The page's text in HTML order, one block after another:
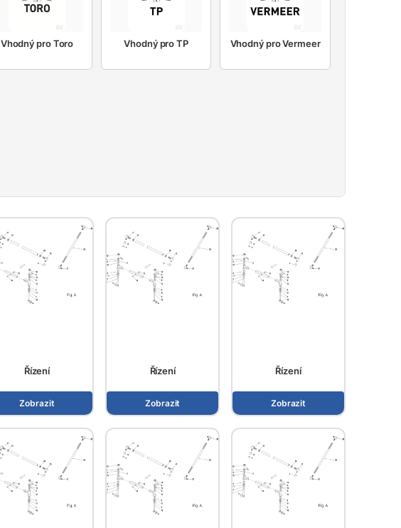
Vhodný pro Toro Vhodný pro TP Vhodný pro Vermeer
Řízení
Zobrazit
Řízení
Zobrazit
Řízení
Zobrazit